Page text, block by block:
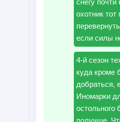
снегу
охотник тот
если силы
4-й сезон
куда кроме
добраться,
Иномарки
получше.